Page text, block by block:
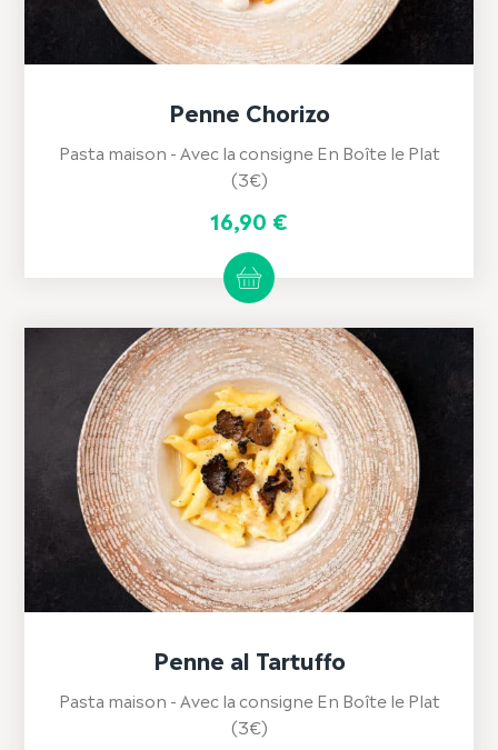
Penne Chorizo
Pasta maison - Avec la consigne En Boîte le Plat
(3€)
16,90 €
Penne al Tartuffo
Pasta maison - Avec la consigne En Boîte le Plat
(3€)